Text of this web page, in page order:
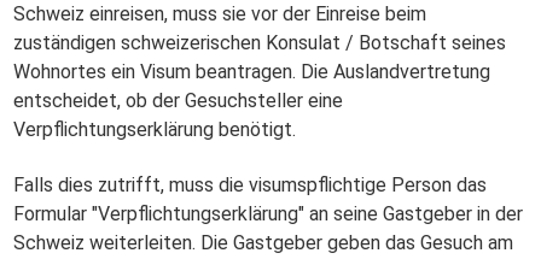
Schweiz einreisen, muss sie vor der Einreise beim
zuständigen schweizerischen Konsulat / Botschaft seines
Wohnortes ein Visum beantragen. Die Auslandvertretung
entscheidet, ob der Gesuchsteller eine
Verpflichtungserklärung benötigt.
Falls dies zutrifft, muss die visumspflichtige Person das
Formular "Verpflichtungserklärung" an seine Gastgeber in der
Schweiz weiterleiten. Die Gastgeber geben das Gesuch am